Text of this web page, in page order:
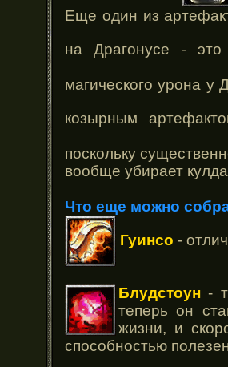
Еще один из
на Драгонусе -
магического урона у
козырным
поскольку
вообще убирает
Что еще можно
Гуинсо -
Блудстоун -
теперь он
жизни, и
способностью